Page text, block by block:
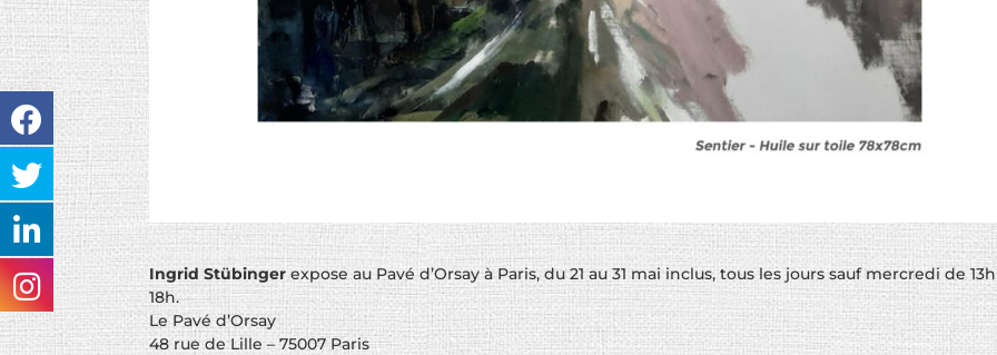
Ingrid Stübingerexpose au Pavé d’Orsay à Paris, du 21 au 31 mai inclus, tous les jours sauf mercredi de
18h.
Le Pavé d’Orsay
48 rue de Lille – 75007 Paris